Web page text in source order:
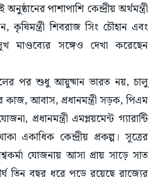
পাশাপাশি কেন্দ্রীয় অর্থমন্ত্রী
কৃষিমন্ত্রী শিবরাজ সিং চৌহান এবং
মাণ্ডব্যের সঙ্গেও দেখা করেছেন
পর শুধু আয়ুষ্মান ভারত নয়, চালু
কাজ, আবাস, প্রধানমন্ত্রী সড়ক, পিএম
প্রধানমন্ত্রী এমপ্লয়মেন্ট গ্যারান্টি
একাধিক কেন্দ্রীয় প্রকল্প। সূত্রের
যোজনায় আসা প্রায় সাড়ে সাত